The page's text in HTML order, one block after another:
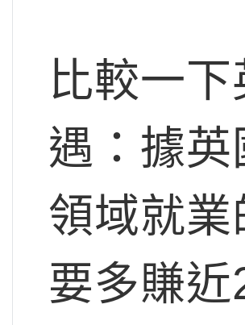
比較一
遇：據
領域就
要多賺